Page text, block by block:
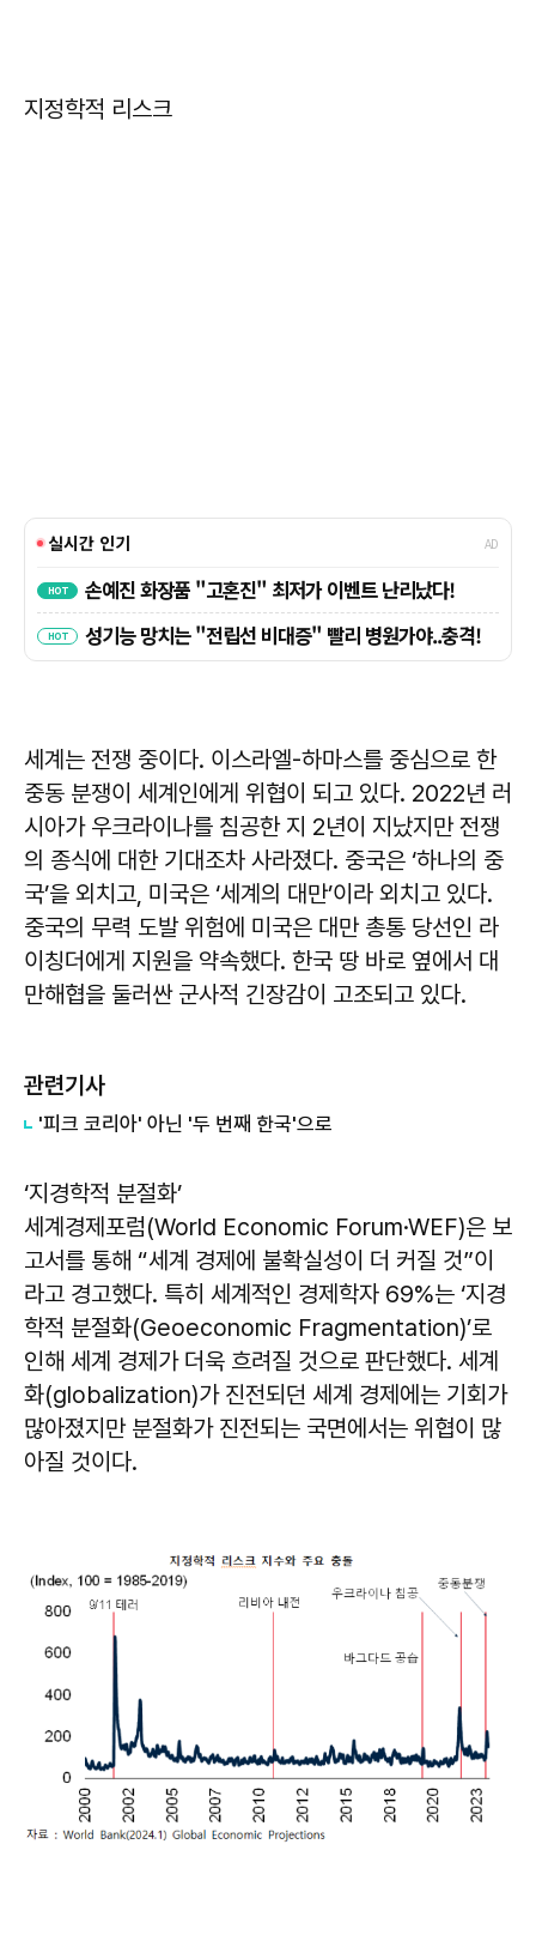
지정학적 리스크
세계는 전쟁 중이다. 이스라엘-하마스를 중심으로 한
중동 분쟁이 세계인에게 위협이 되고 있다. 2022년 러
시아가 우크라이나를 침공한 지 2년이 지났지만 전쟁
의 종식에 대한 기대조차 사라졌다. 중국은 ‘하나의 중
국’을 외치고, 미국은 ‘세계의 대만’이라 외치고 있다.
중국의 무력 도발 위험에 미국은 대만 총통 당선인 라
이칭더에게 지원을 약속했다. 한국 땅 바로 옆에서 대
만해협을 둘러싼 군사적 긴장감이 고조되고 있다.
관련기사
'피크 코리아' 아닌 '두 번째 한국'으로
‘지경학적 분절화’
세계경제포럼(World Economic Forum·WEF)은 보
고서를 통해 “세계 경제에 불확실성이 더 커질 것”이
라고 경고했다. 특히 세계적인 경제학자 69%는 ‘지경
학적 분절화(Geoeconomic Fragmentation)’로
인해 세계 경제가 더욱 흐려질 것으로 판단했다. 세계
화(globalization)가 진전되던 세계 경제에는 기회가
많아졌지만 분절화가 진전되는 국면에서는 위협이 많
아질 것이다.